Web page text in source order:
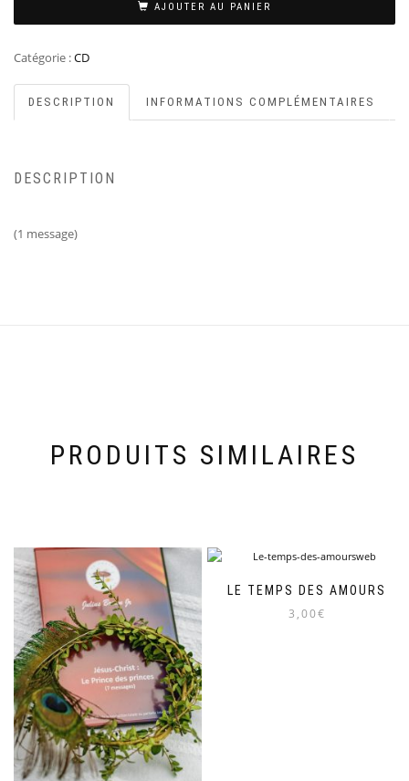
AJOUTER AU PANIER
Catégorie :CD
DESCRIPTION INFORMATIONS COMPLÉMENTAIRES
DESCRIPTION
(1 message)
PRODUITS SIMILAIRES
LE TEMPS DES AMOURS
3,00€